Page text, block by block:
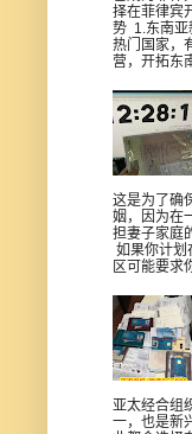
择在菲律宾
势 1.东南亚
热门国家，
营，开拓东
这是为了确
姻，因为在
担妻子家庭
如果你计划
区可能要求
亚太经合组
一，也是新